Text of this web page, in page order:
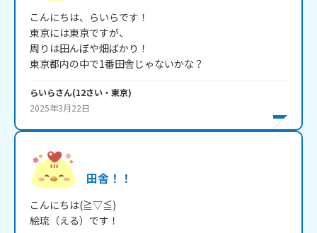
こんにちは、らいらです！
東京には東京ですが、
周りは田んぼや畑ばかり！
東京都内の中で1番田舎じゃないかな？
らいらさん(12さい・ 東京)
2025年3月22日
田舎！！
こんにちは(≧▽≦)
絵琉（える）です！